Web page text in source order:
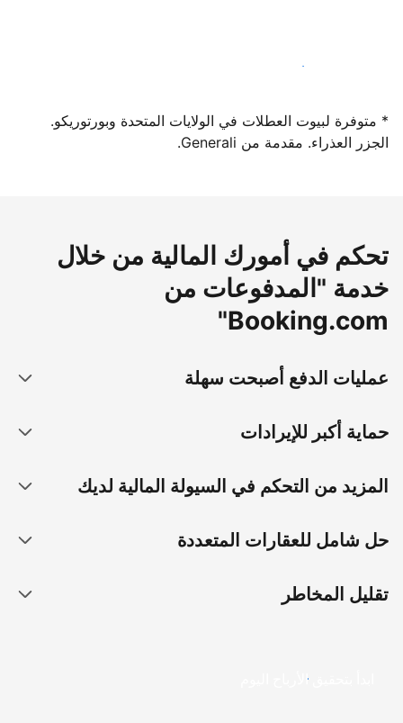
سجِّل كمضيف لدينا اليوم
* متوفرة لبيوت العطلات في الولايات المتحدة وبورتوريكو.
الجزر العذراء. مقدمة من Generali.
تحكم في أمورك المالية من خلال
خدمة "المدفوعات من
Booking.com"
عمليات الدفع أصبحت سهلة
حماية أكبر للإيرادات
المزيد من التحكم في السيولة المالية لديك
حل شامل للعقارات المتعددة
تقليل المخاطر
ابدأ بتحقيق الأرباح اليوم